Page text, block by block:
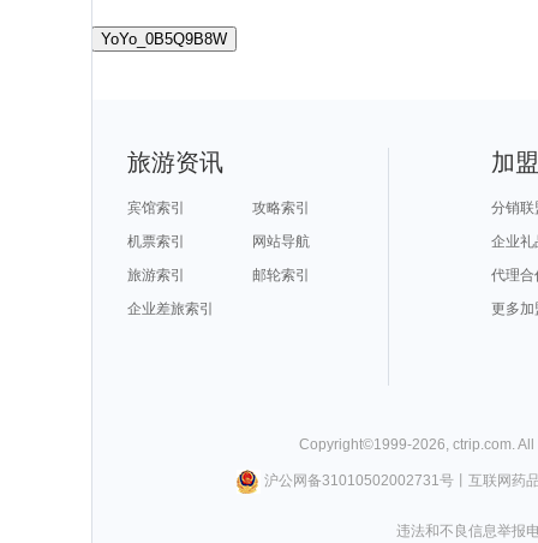
YoYo_0B5Q9B8W
旅游资讯
宾馆索引
攻略索引
机票索引
网站导航
旅游索引
邮轮索引
企业差旅索引
加
分销联
企业礼
代理合
更多加
Copyright©1999-2026 ctrip.com .
沪公网备31010502002731号丨 互联网药
违法和不良信息举报